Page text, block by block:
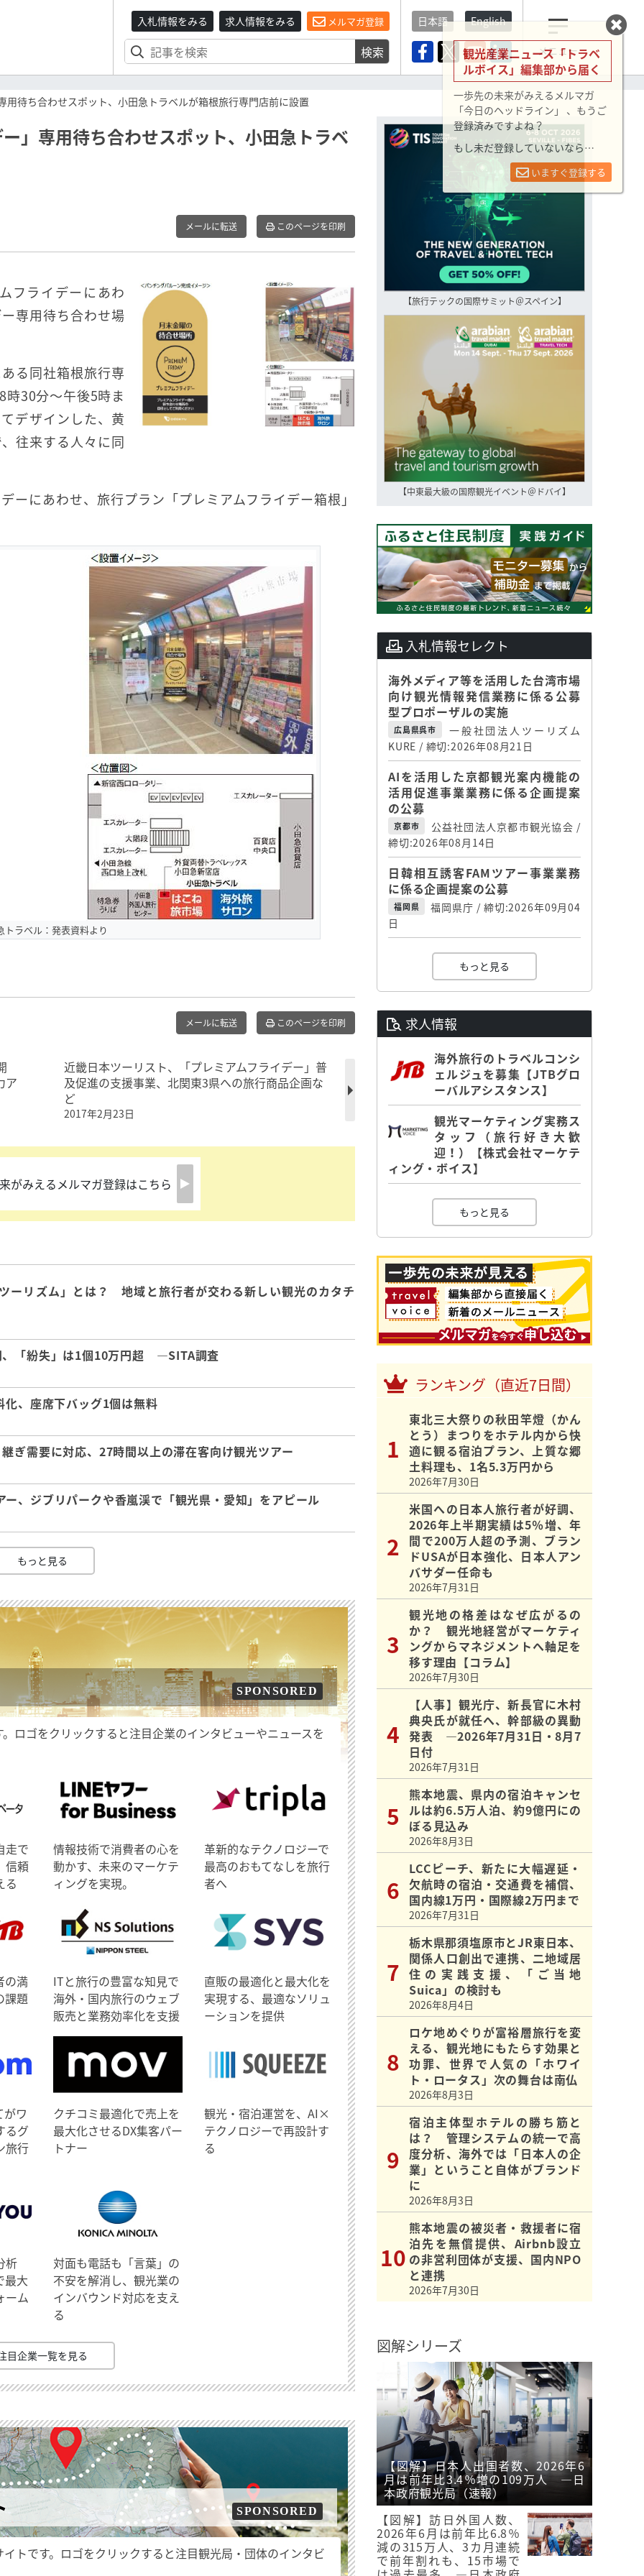
入札情報をみる 求人情報をみる メルマガ登録
検索
日本語 English
メニュー
用待ち合わせスポット、小田急トラベルが箱根旅行専門店前に設置
」専用待ち合わせスポット、小田急トラベ
メールに転送 このページを印刷
フライデーにあわ
専用待ち合わせ場
る同社箱根旅行専
時30分～午後5時ま
デザインした、黄
往来する人々に同
ーにあわせ、旅行プラン「プレミアムフライデー箱根」
トラベル：発表資料より
メールに転送 このページを印刷
ア
近畿日本ツーリスト、「プレミアムフライデー」普
及促進の支援事業、北関東3県への旅行商品企画な
ど
2017年2月23日
がみえるメルマガ登録はこちら
ーリズム」とは？ 地域と旅行者が交わる新しい観光のカタチ
、「紛失」は1個10万円超 ―SITA調査
、座席下バッグ1個は無料
ぎ需要に対応、27時間以上の滞在客向け観光ツアー
、ジブリパークや香嵐渓で「観光県・愛知」をアピール
もっと見る
SPONSORED
ロゴをクリックすると注目企業のインタビューやニュースを
走で
信頼
る
情報技術で消費者の心を
動かす、未来のマーケテ
ィングを実現。
革新的なテクノロジーで
最高のおもてなしを旅行
者へ
の満
課題
ITと旅行の豊富な知見で
海外・国内旅行のウェブ
販売と業務効率化を支援
直販の最適化と最大化を
実現する、最適なソリュ
ーションを提供
がワ
るグ
旅行
クチコミ最適化で売上を
最大化させるDX集客パー
トナー
観光・宿泊運営を、AI×
テクノロジーで再設計す
る
析
最大
ーム
対面も電話も「言葉」の
不安を解消し、観光業の
インバウンド対応を支え
る
目企業一覧を見る
SPONSORED
トです。ロゴをクリックすると注目観光局・団体のインタビ
【旅行テックの国際サミット＠スペイン】
【中東最大級の国際観光イベント＠ドバイ】
入札情報セレクト
海外メディア等を活用した台湾市場
向け観光情報発信業務に係る公募
型プロポーザルの実施
広島県呉市
一般社団法人ツーリズム
KURE / 締切:2026年08月21日
AIを活用した京都観光案内機能の
活用促進事業業務に係る企画提案
の公募
京都市
公益社団法人京都市観光協会 /
締切:2026年08月14日
日韓相互誘客FAMツアー事業業務
に係る企画提案の公募
福岡県
福岡県庁 / 締切:2026年09月04
日
もっと見る
求人情報
海外旅行のトラベルコンシ
ェルジュを募集【JTBグロ
ーバルアシスタンス】
観光マーケティング実務ス
タッフ（旅行好き大歓
迎！）【株式会社マーケテ
ィング・ボイス】
もっと見る
ランキング（直近7日間）
東北三大祭りの秋田竿燈（かん
とう）まつりをホテル内から快
適に観る宿泊プラン、上質な郷
土料理も、1名5.3万円から
2026年7月30日
米国への日本人旅行者が好調、
2026年上半期実績は5％増、年
間で200万人超の予測、ブラン
ドUSAが日本強化、日本人アン
バサダー任命も
2026年7月31日
観光地の格差はなぜ広がるの
か？ 観光地経営がマーケティ
ングからマネジメントへ軸足を
移す理由【コラム】
2026年7月30日
【人事】観光庁、新長官に木村
典央氏が就任へ、幹部級の異動
発表 ―2026年7月31日・8月7
日付
2026年7月31日
熊本地震、県内の宿泊キャンセ
ルは約6.5万人泊、約9億円にの
ぼる見込み
2026年8月3日
LCCピーチ、新たに大幅遅延・
欠航時の宿泊・交通費を補償、
国内線1万円・国際線2万円まで
2026年7月31日
栃木県那須塩原市とJR東日本、
関係人口創出で連携、二地域居
住の実践支援、「ご当地
Suica」の検討も
2026年8月4日
ロケ地めぐりが富裕層旅行を変
える、観光地にもたらす効果と
功罪、世界で人気の「ホワイ
ト・ロータス」次の舞台は南仏
2026年8月3日
宿泊主体型ホテルの勝ち筋と
は？ 管理システムの統一で高
度分析、海外では「日本人の企
業」ということ自体がブランド
に
2026年8月3日
熊本地震の被災者・救援者に宿
泊先を無償提供、Airbnb設立
の非営利団体が支援、国内NPO
と連携
2026年7月30日
図解シリーズ
【図解】日本人出国者数、2026年6
月は前年比3.4％増の109万人 ―日
本政府観光局（速報）
【図解】訪日外国人数、
2026年6月は前年比6.8％
減の315万人、3カ月連続
で前年割れも、15市場で
観光産業ニュース「トラベ
ルボイス」編集部から届く
一歩先の未来がみえるメルマガ
「今日のヘッドライン」 、もうご
登録済みですよね？
もし未だ登録していないなら…
いますぐ登録する